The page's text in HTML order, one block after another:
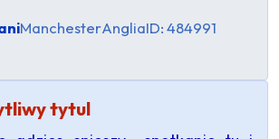
ManchesterAngliaID: 484991
tytul